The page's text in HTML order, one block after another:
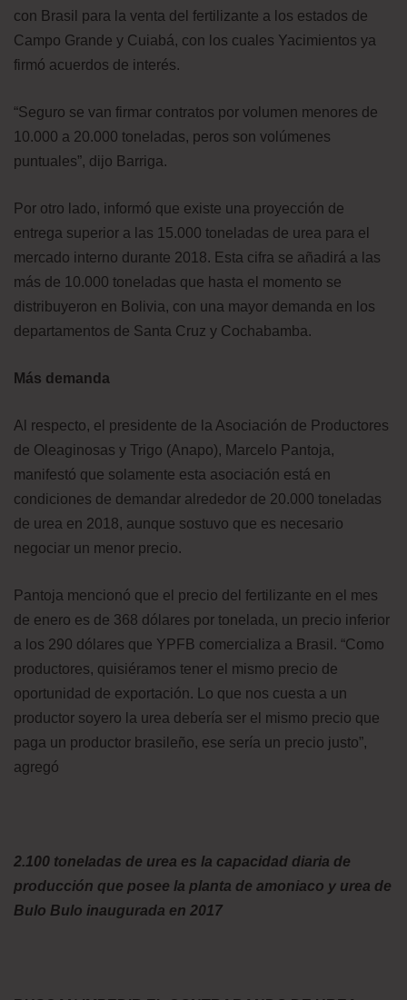
con Brasil para la venta del fertilizante a los estados de
Campo Grande y Cuiabá, con los cuales Yacimientos ya
firmó acuerdos de interés.
“Seguro se van firmar contratos por volumen menores de
10.000 a 20.000 toneladas, peros son volúmenes
puntuales”, dijo Barriga.
Por otro lado, informó que existe una proyección de
entrega superior a las 15.000 toneladas de urea para el
mercado interno durante 2018. Esta cifra se añadirá a las
más de 10.000 toneladas que hasta el momento se
distribuyeron en Bolivia, con una mayor demanda en los
departamentos de Santa Cruz y Cochabamba.
Más demanda
Al respecto, el presidente de la Asociación de Productores
de Oleaginosas y Trigo (Anapo), Marcelo Pantoja,
manifestó que solamente esta asociación está en
condiciones de demandar alrededor de 20.000 toneladas
de urea en 2018, aunque sostuvo que es necesario
negociar un menor precio.
Pantoja mencionó que el precio del fertilizante en el mes
de enero es de 368 dólares por tonelada, un precio inferior
a los 290 dólares que YPFB comercializa a Brasil. “Como
productores, quisiéramos tener el mismo precio de
oportunidad de exportación. Lo que nos cuesta a un
productor soyero la urea debería ser el mismo precio que
paga un productor brasileño, ese sería un precio justo”,
agregó
2.100 toneladas de urea es la capacidad diaria de
producción que posee la planta de amoniaco y urea de
Bulo Bulo inaugurada en 2017